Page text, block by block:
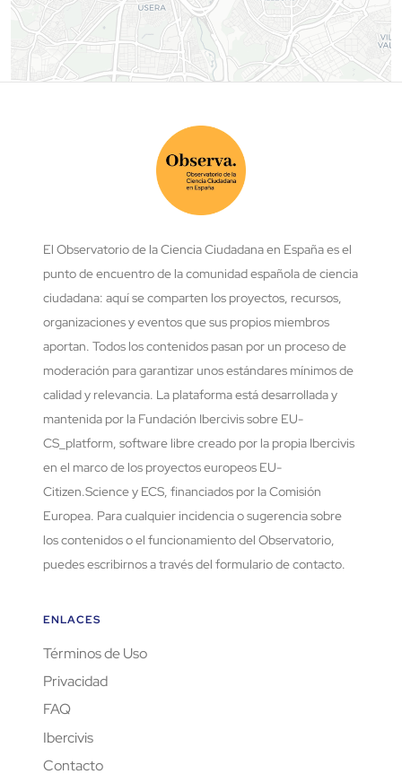
El Observatorio de la Ciencia Ciudadana en España es el
punto de encuentro de la comunidad española de ciencia
ciudadana: aquí se comparten los proyectos, recursos,
organizaciones y eventos que sus propios miembros
aportan. Todos los contenidos pasan por un proceso de
moderación para garantizar unos estándares mínimos de
calidad y relevancia. La plataforma está desarrollada y
mantenida por la Fundación Ibercivis sobre EU-
CS_platform, software libre creado por la propia Ibercivis
en el marco de los proyectos europeos EU-
Citizen.Science y ECS, financiados por la Comisión
Europea. Para cualquier incidencia o sugerencia sobre
los contenidos o el funcionamiento del Observatorio,
puedes escribirnos a través del formulario de contacto.
ENLACES
Términos de Uso
Privacidad
FAQ
Ibercivis
Contacto